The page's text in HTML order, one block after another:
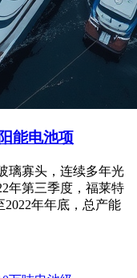
能电池项
璃寡头，连续多年光
年第三季度，福莱特
2022年年底，总产能